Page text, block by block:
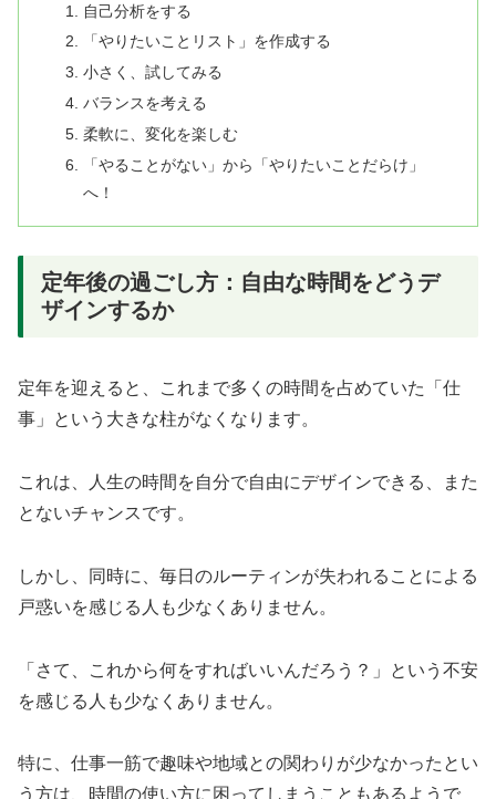
自己分析をする
「やりたいことリスト」を作成する
小さく、試してみる
バランスを考える
柔軟に、変化を楽しむ
「やることがない」から「やりたいことだらけ」
へ！
定年後の過ごし方：自由な時間をどうデ
ザインするか
定年を迎えると、これまで多くの時間を占めていた「仕
事」という大きな柱がなくなります。
これは、人生の時間を自分で自由にデザインできる、また
とないチャンスです。
しかし、同時に、毎日のルーティンが失われることによる
戸惑いを感じる人も少なくありません。
「さて、これから何をすればいいんだろう？」という不安
を感じる人も少なくありません。
特に、仕事一筋で趣味や地域との関わりが少なかったとい
う方は、時間の使い方に困ってしまうこともあるようで